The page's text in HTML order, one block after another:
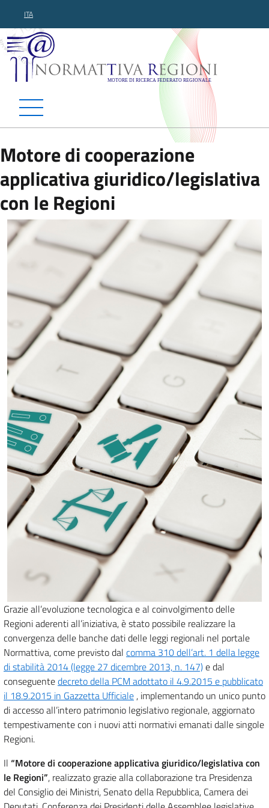
ITA
Normattiva Regioni -
Motore di cooperazione
applicativa giuridico/legislativa
con le Regioni
Grazie all’evoluzione tecnologica e al coinvolgimento delle
Regioni aderenti all’iniziativa, è stato possibile realizzare la
convergenza delle banche dati delle leggi regionali nel portale
Normattiva, come previsto dal comma 310 dell’art. 1 della legge
di stabilità 2014 (legge 27 dicembre 2013, n. 147)e dal
conseguentedecreto della PCM adottato il 4.9.2015 e pubblicato
il 18.9.2015 in Gazzetta Ufficiale , implementando un unico punto
di accesso all’intero patrimonio legislativo regionale, aggiornato
tempestivamente con i nuovi atti normativi emanati dalle singole
Regioni.
Il “Motore di cooperazione applicativa giuridico/legislativa con
le Regioni”, realizzato grazie alla collaborazione tra Presidenza
del Consiglio dei Ministri, Senato della Repubblica, Camera dei